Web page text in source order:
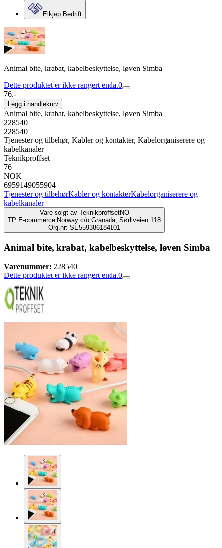
Elkjøp Bedrift
Animal bite, krabat, kabelbeskyttelse, løven Simba
Dette produktet er ikke rangert enda.0
76.-
Legg i handlekurv
Animal bite, krabat, kabelbeskyttelse, løven Simba
228540
228540
Tjenester og tilbehør, Kabler og kontakter, Kabelorganiserere og
kabelkanaler
Teknikproffset
76
NOK
6959149055904
Tjenester og tilbehørKabler og kontakterKabelorganiserere og
kabelkanaler
Vare solgt av TeknikproffsetNO
TP E-commerce Norway c/o Granada, Sørliveien 118
Org.nr: SE559386184101
Animal bite, krabat, kabelbeskyttelse, løven Simba
Varenummer: 228540
Dette produktet er ikke rangert enda.0